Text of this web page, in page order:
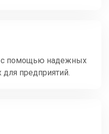
с помощью надежных
для предприятий.